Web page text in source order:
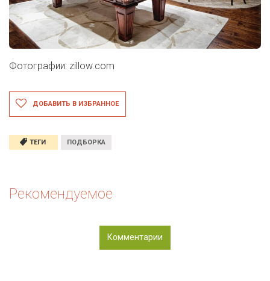
Фотографии: zillow.com
ДОБАВИТЬ В ИЗБРАННОЕ
ТЕГИ ПОДБОРКА
Рекомендуемое
Комментарии